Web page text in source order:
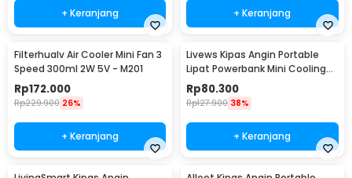
+ Keranjang + Keranjang
Filterhualv Air Cooler Mini Fan 3
Speed 300ml 2W 5V - M201
Rp172.000
Rp229.900 26%
+ Keranjang
Livews Kipas Angin Portable
Lipat Powerbank Mini Cooling
Fan 3000mAh - F3
Rp80.300
Rp127.900 38%
+ Keranjang